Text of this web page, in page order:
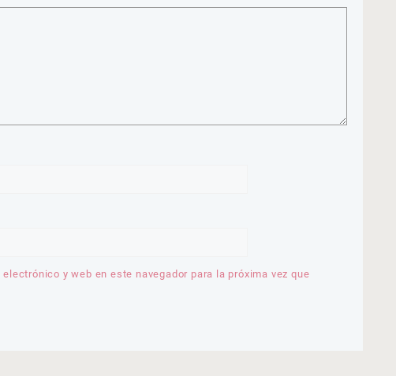
y web en este navegador para la próxima vez que